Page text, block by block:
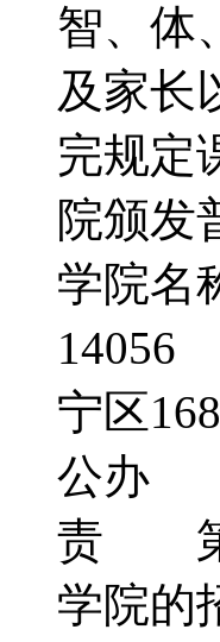
智、体
及家
完规定
院颁
学院
14056
宁区
公办
责 第
学院的